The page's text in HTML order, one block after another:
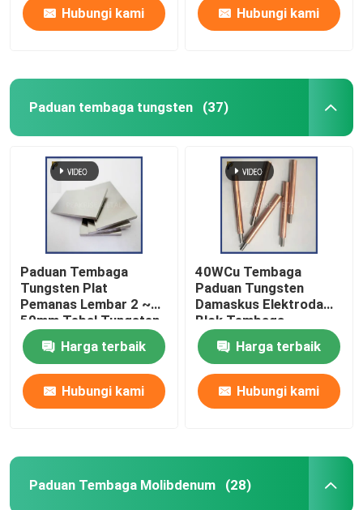
Hubungi kami Hubungi kami
Paduan tembaga tungsten (37)
Paduan Tembaga
Tungsten Plat
Pemanas Lembar 2 ~
50mm Tebal Tungsten
Plat Tembaga
Lembaran Tungsten
Tembaga
Harga terbaik
Hubungi kami
40WCu Tembaga
Paduan Tungsten
Damaskus Elektroda
Blok Tembaga
Elektroda Tungsten
Bahan Tembaga
Elektroda Tungsten
Harga terbaik
Hubungi kami
Paduan Tembaga Molibdenum (28)